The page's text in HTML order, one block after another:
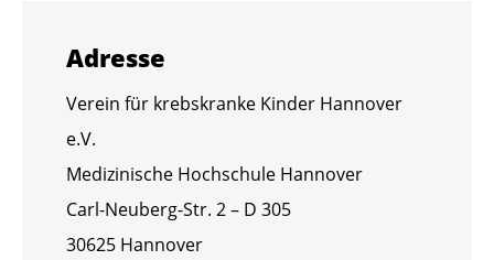
Adres­se
Ver­ein für krebs­kran­ke Kin­der Han­no­ver
e.V.
Me­di­zi­ni­sche Hoch­schu­le Han­no­ver
Carl-Neu­berg-Str. 2 – D 305
30625 Han­no­ver